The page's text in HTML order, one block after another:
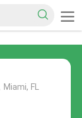
Miami, FL